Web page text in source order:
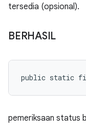
tersedia (opsional).
BERHASIL
public static
pemeriksaan status